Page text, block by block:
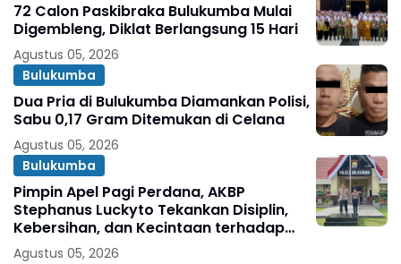
72 Calon Paskibraka Bulukumba Mulai
Digembleng, Diklat Berlangsung 15 Hari
Agustus 05, 2026
Bulukumba
Dua Pria di Bulukumba Diamankan Polisi,
Sabu 0,17 Gram Ditemukan di Celana
Agustus 05, 2026
Bulukumba
Pimpin Apel Pagi Perdana, AKBP
Stephanus Luckyto Tekankan Disiplin,
Kebersihan, dan Kecintaan terhadap
Organisasi
Agustus 05, 2026